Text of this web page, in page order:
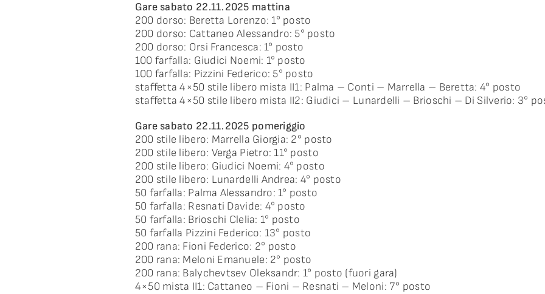
Gare sabato 22.11.2025 mattina
200 dorso: Beretta Lorenzo: 1° posto
200 dorso: Cattaneo Alessandro: 5° posto
200 dorso: Orsi Francesca: 1° posto
100 farfalla: Giudici Noemi: 1° posto
100 farfalla: Pizzini Federico: 5° posto
staffetta 4×50 stile libero mista II1: Palma – Conti – Marrella – Beretta: 4° posto
staffetta 4×50 stile libero mista II2: Giudici – Lunardelli – Brioschi – Di Silverio: 3°
Gare sabato 22.11.2025 pomeriggio
200 stile libero: Marrella Giorgia: 2° posto
200 stile libero: Verga Pietro: 11° posto
200 stile libero: Giudici Noemi: 4° posto
200 stile libero: Lunardelli Andrea: 4° posto
50 farfalla: Palma Alessandro: 1° posto
50 farfalla: Resnati Davide: 4° posto
50 farfalla: Brioschi Clelia: 1° posto
50 farfalla Pizzini Federico: 13° posto
200 rana: Fioni Federico: 2° posto
200 rana: Meloni Emanuele: 2° posto
200 rana: Balychevtsev Oleksandr: 1° posto (fuori gara)
4×50 mista II1: Cattaneo – Fioni – Resnati – Meloni: 7° posto